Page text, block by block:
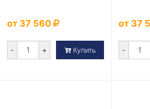
от 37 560
- + Купить
от 37
-